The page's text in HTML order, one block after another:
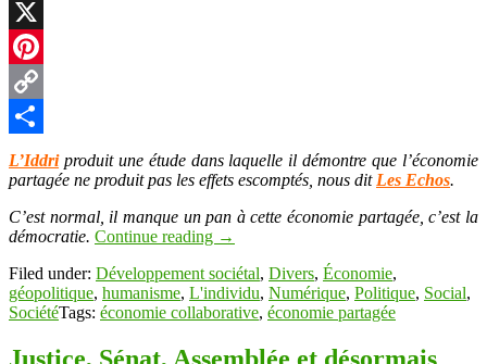
LinkedIn
X
Pinterest
Copy
Link
Partager
L’Iddriproduit une étude dans laquelle il démontre que l’économie
partagée ne produit pas les effets escomptés, nous dit Les Echos.
C’est normal, il manque un pan à cette économie partagée, c’est la
démocratie. Continue reading →
Filed under: Développement sociétal, Divers, Économie,
géopolitique, humanisme, L'individu, Numérique, Politique, Social,
SociétéTags: économie collaborative, économie partagée
Justice, Sénat, Assemblée et désormais